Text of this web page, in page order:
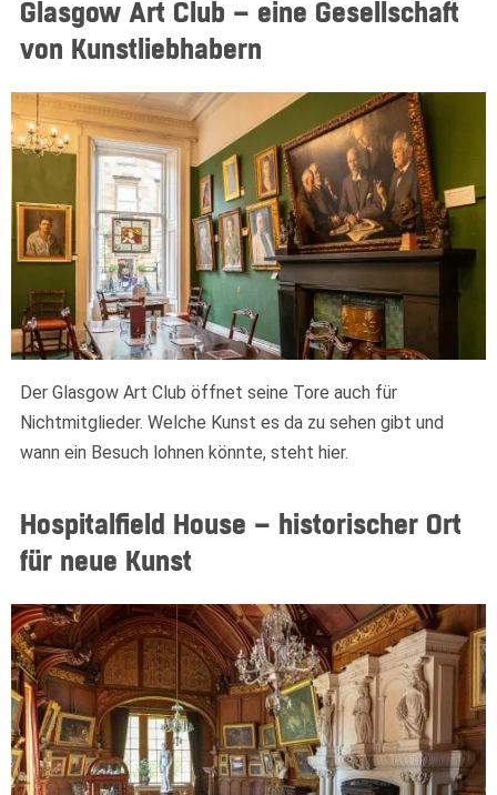
Glasgow Art Club – eine Gesellschaft
von Kunstliebhabern
Der Glasgow Art Club öffnet seine Tore auch für
Nichtmitglieder. Welche Kunst es da zu sehen gibt und
wann ein Besuch lohnen könnte, steht hier.
Hospitalfield House – historischer Ort
für neue Kunst
Widerrufsformular
Widerruf bestätigen